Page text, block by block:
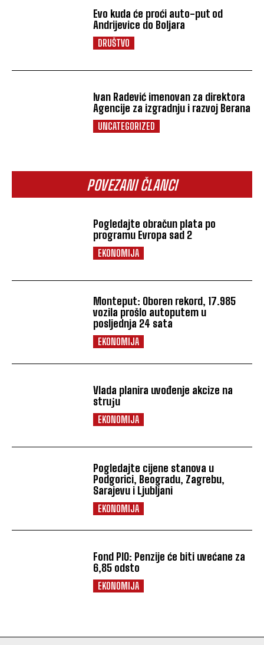
Evo kuda će proći auto-put od
Andrijevice do Boljara
DRUŠTVO
Ivan Radević imenovan za direktora
Agencije za izgradnju i razvoj Berana
UNCATEGORIZED
POVEZANI ČLANCI
Pogledajte obračun plata po
programu Evropa sad 2
EKONOMIJA
Monteput: Oboren rekord, 17.985
vozila prošlo autoputem u
posljednja 24 sata
EKONOMIJA
Vlada planira uvođenje akcize na
struјu
EKONOMIJA
Pogledajte cijene stanova u
Podgorici, Beogradu, Zagrebu,
Sarajevu i Ljubljani
EKONOMIJA
Fond PIO: Penzije će biti uvećane za
6,85 odsto
EKONOMIJA